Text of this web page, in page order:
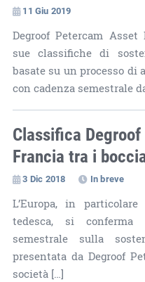
11 Giu 2019
Degroof Petercam
sue classifiche di
basate su un processo
con cadenza semestrale
Classifica
Francia tra i
3 Dic 2018 In breve
L’Europa, in
tedesca, si conferma
semestrale sulla
presentata da Degroof
società […]